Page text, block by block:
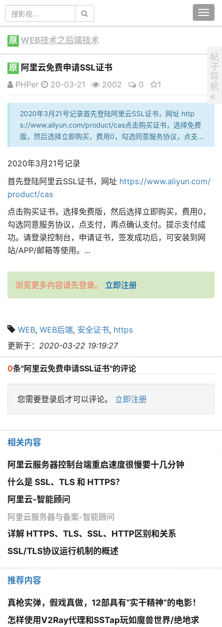
原 WEB技术之后端技术
原 阿里云免费申请SSL证书
PHPer
20-03-21 2002 0 1
2020年3月21号记录首先登陆阿里云SSL证书，网址 http
s://www.aliyun.com/product/cas点击购买证书，选择免费
版，然后选择立即购买，费用0，勾选同意服务协议，点支...
2020年3月21号记录
首先登陆阿里云SSL证书，网址 https://www.aliyun.com/
product/cas
点击购买证书，选择免费版，然后选择立即购买，费用0，
勾选同意服务协议，点支付，再点确认支付。提示支付成
功。请登录控制台，申请证书，签发成功后，可安装到网
站/APP/邮箱等使用。...
浏览更多内容请先登录。 立即注册
WEB, WEB后端, 安全证书, https
更新于： 2020-03-22 19:19:27
0条"阿里云免费申请SSL证书"的评论
您需要登录后才可以评论。 立即注册
相关内容
阿里云服务器控制台端重启速度很慢要十几分钟
什么是 SSL、TLS 和 HTTPS？
阿里云-智能顾问
阿里云服务器与备案-智能顾问
详解 HTTPS、TLS、SSL、HTTP区别和关系
SSL/TLS协议运行机制的概述
推荐内容
真枪实弹，假戏真做，12部具有“实干精神”的电影！
怎样使用V2Ray代理和SSTap玩如魔兽世界/绝地求
帖
子
导
航